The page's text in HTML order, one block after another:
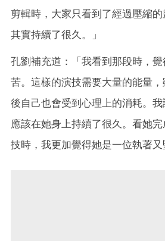
剪輯時，大家只看到了經過壓縮
其實持續了很久。」
孔劉補充道：「我看到那段時，
苦。這樣的演技需要大量的能量
後自己也會受到心理上的消耗。
應該在她身上持續了很久。看她
技時，我更加覺得她是一位執著又